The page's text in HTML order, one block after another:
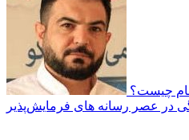
چیست؟
در عصر رسانه های فرمایش‌پذیر